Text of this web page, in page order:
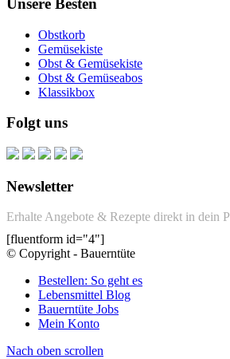
Unsere Besten
Obstkorb
Gemüsekiste
Obst & Gemüsekiste
Obst & Gemüseabos
Klassikbox
Folgt uns
Newsletter
Erhalte Angebote & Rezepte direkt in dein
[fluentform id="4"]
© Copyright - Bauerntüte
Bestellen: So geht es
Lebensmittel Blog
Bauerntüte Jobs
Mein Konto
Nach oben scrollen